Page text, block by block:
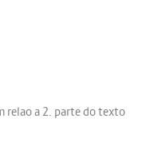
relao a 2. parte do texto